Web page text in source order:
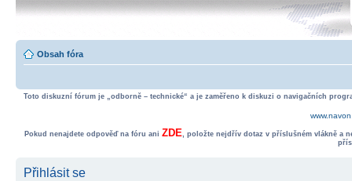
Obsah fóra
Toto diskuzní fórum je „odborně – technické“ a je zaměřeno k diskuzi o navigačních
Pokud nenajdete odpověď na fóru ani ZDE, položte nejdřív dotaz v příslušném vlákně a
Přihlásit se